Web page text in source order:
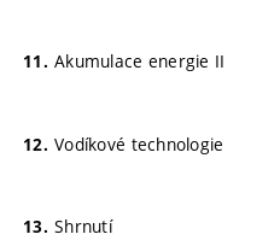
Akumulace energie II
Vodíkové technologie
Shrnutí